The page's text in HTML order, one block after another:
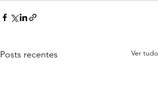
Posts recentes Ver tudo